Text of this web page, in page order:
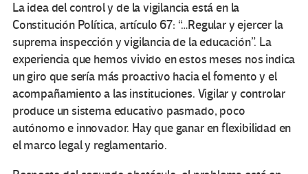
La idea del control y de la vigilancia está en la
Constitución Política, artículo 67: “…Regular y ejercer la
suprema inspección y vigilancia de la educación”. La
experiencia que hemos vivido en estos meses nos indica
un giro que sería más proactivo hacia el fomento y el
acompañamiento a las instituciones. Vigilar y controlar
produce un sistema educativo pasmado, poco
autónomo e innovador. Hay que ganar en flexibilidad en
el marco legal y reglamentario.